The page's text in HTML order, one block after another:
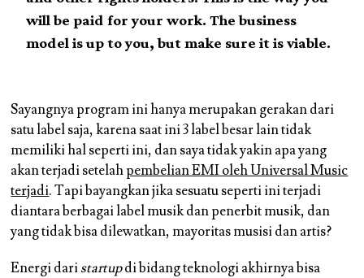
will be paid for your work. The business
model is up to you, but make sure it is viable.
Sayangnya program ini hanya merupakan gerakan dari
satu label saja, karena saat ini 3 label besar lain tidak
memiliki hal seperti ini, dan saya tidak yakin apa yang
akan terjadi setelahpembelian EMI oleh Universal Music
terjadi. Tapi bayangkan jika sesuatu seperti ini terjadi
diantara berbagai label musik dan penerbit musik, dan
yang tidak bisa dilewatkan, mayoritas musisi dan artis?
Energi daristartupdi bidang teknologi akhirnya bisa